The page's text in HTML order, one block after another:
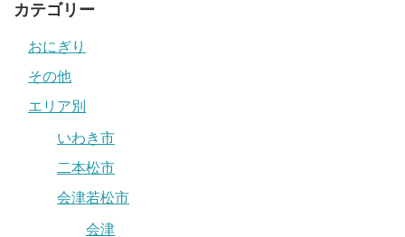
カテゴリー
おにぎり
その他
エリア別
いわき市
二本松市
会津若松市
会津